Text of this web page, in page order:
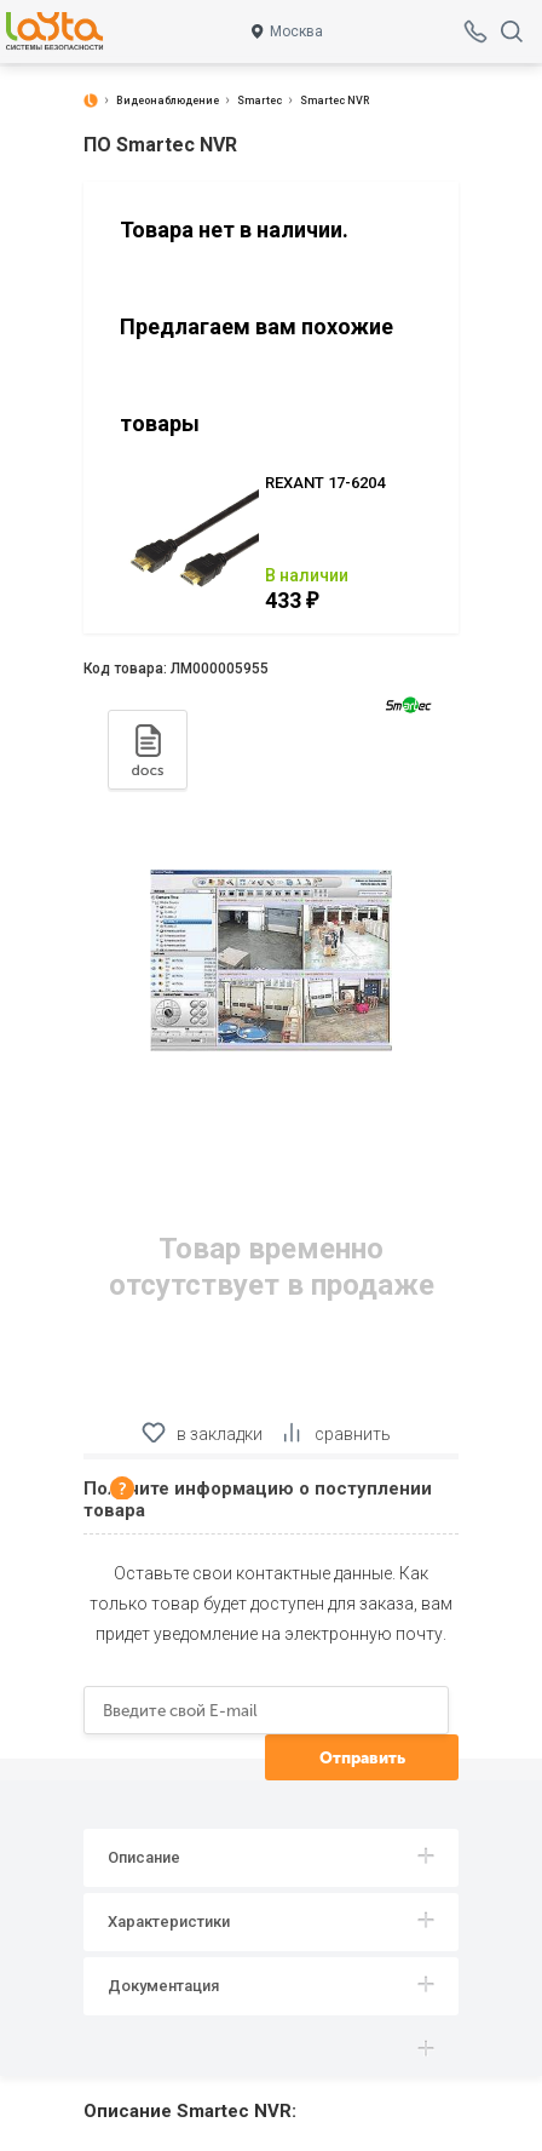
Москва
Видеонаблюдение Smartec Smartec NVR
ПО Smartec NVR
Товара нет в наличии.
Предлагаем вам похожие
товары
REXANT 17-6204
433 ₽
В наличии
Код товара: ЛМ000005955
Товар временно
отсутствует в продаже
в закладки сравнить
Получите информацию о поступлении
товара
Оставьте свои контактные данные. Как
только товар будет доступен для заказа, вам
придет уведомление на электронную почту.
Описание
Характеристики
Документация
Описание Smartec NVR: